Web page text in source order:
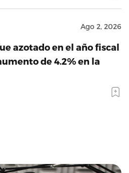
Ago 2, 2026
azotado en el año fiscal
de 4.2% en la